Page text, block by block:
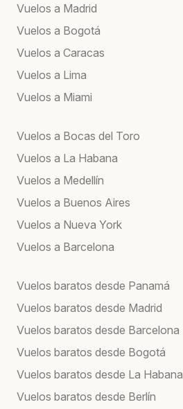
Vuelos a Madrid
Vuelos a Bogotá
Vuelos a Caracas
Vuelos a Lima
Vuelos a Miami
Vuelos a Bocas del Toro
Vuelos a La Habana
Vuelos a Medellín
Vuelos a Buenos Aires
Vuelos a Nueva York
Vuelos a Barcelona
Vuelos baratos desde Panamá
Vuelos baratos desde Madrid
Vuelos baratos desde Barcelona
Vuelos baratos desde Bogotá
Vuelos baratos desde La Habana
Vuelos baratos desde Berlín